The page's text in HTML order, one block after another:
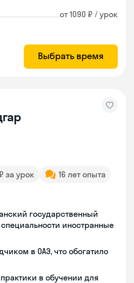
от 1090 ₽ / урок
Выбрать время
за урок
16 лет опыта
государственный
иностранные
в ОАЭ, что обогатило
в обучении для